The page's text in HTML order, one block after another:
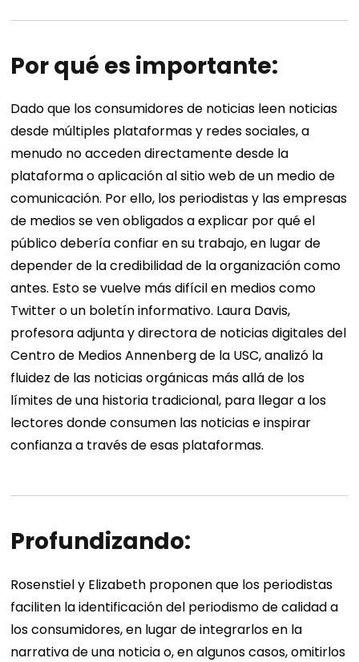
Por qué es importante:
Dado que los consumidores de noticias leen noticias
desde múltiples plataformas y redes sociales, a
menudo no acceden directamente desde la
plataforma o aplicación al sitio web de un medio de
comunicación. Por ello, los periodistas y las empresas
de medios se ven obligados a explicar por qué el
público debería confiar en su trabajo, en lugar de
depender de la credibilidad de la organización como
antes. Esto se vuelve más difícil en medios como
Twitter o un boletín informativo. Laura Davis,
profesora adjunta y directora de noticias digitales del
Centro de Medios Annenberg de la USC, analizó la
fluidez de las noticias orgánicas más allá de los
límites de una historia tradicional, para llegar a los
lectores donde consumen las noticias e inspirar
confianza a través de esas plataformas.
Profundizando:
Rosenstiel y Elizabeth proponen que los periodistas
faciliten la identificación del periodismo de calidad a
los consumidores, en lugar de integrarlos en la
narrativa de una noticia o, en algunos casos, omitirlos